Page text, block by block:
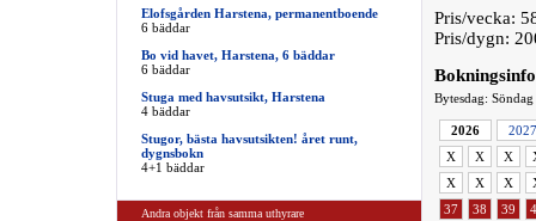
Elofsgården Harstena, permanentboende
6 bäddar
Bo vid havet, Harstena, 6 bäddar
6 bäddar
Stuga med havsutsikt, Harstena
4 bäddar
Stugor, bästa havsutsikten! året runt,
dygnsbokn
4+1 bäddar
Andra objekt från samma uthyrare
Pris/vecka:
Pris/dygn:
Bytesdag: Söndag
2026
2027
X
X X
X
X X
37
38 39